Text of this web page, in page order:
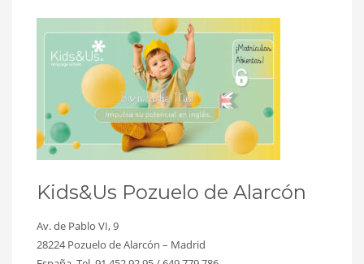
Kids&Us Pozuelo de Alarcón
Av. de Pablo VI, 9
28224 Pozuelo de Alarcón – Madrid